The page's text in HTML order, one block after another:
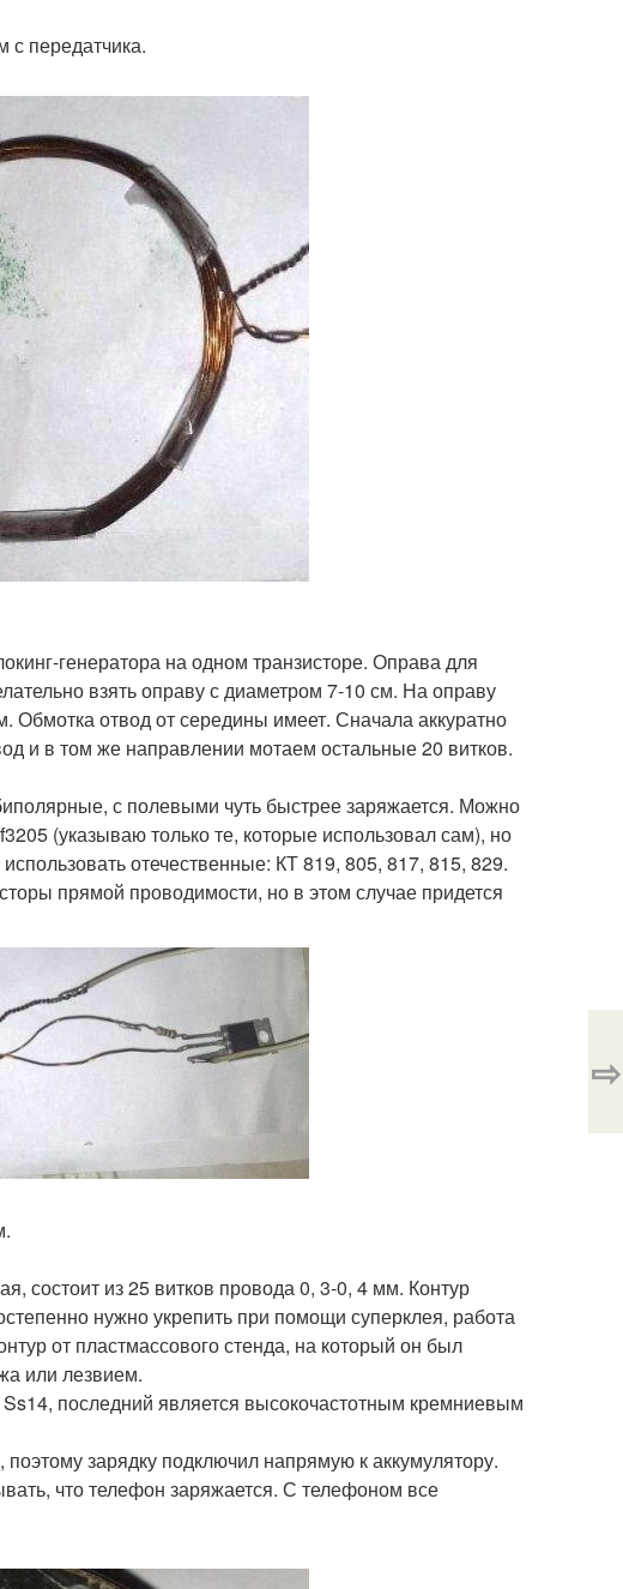
передатчика.
генератора на одном транзисторе. Оправа для
взять оправу с диаметром 7-10 см. На оправу
отвод от середины имеет. Сначала аккуратно
и в том же направлении мотаем остальные 20 витков.
с полевыми чуть быстрее заряжается. Можно
(указываю только те, которые использовал сам), но
отечественные: КТ 819, 805, 817, 815, 829.
прямой проводимости, но в этом случае придется
состоит из 25 витков провода 0, 3-0, 4 мм. Контур
нужно укрепить при помощи суперклея, работа
от пластмассового стенда, на который он был
или лезвием.
последний является высокочастотным кремниевым
зарядку подключил напрямую к аккумулятору.
что телефон заряжается. С телефоном все
⇨